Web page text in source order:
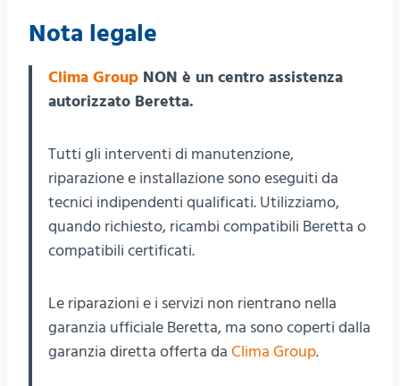
Nota legale
Clima Group NON è un centro assistenza
autorizzato Beretta.
Tutti gli interventi di manutenzione,
riparazione e installazione sono eseguiti da
tecnici indipendenti qualificati. Utilizziamo,
quando richiesto, ricambi compatibili Beretta o
compatibili certificati.
Le riparazioni e i servizi non rientrano nella
garanzia ufficiale Beretta, ma sono coperti dalla
garanzia diretta offerta da Clima Group.